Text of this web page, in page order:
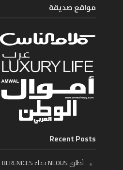
مواقع صديقة
Recent Posts
تُطلق NEOUS حذاء BERENICES الرياضي